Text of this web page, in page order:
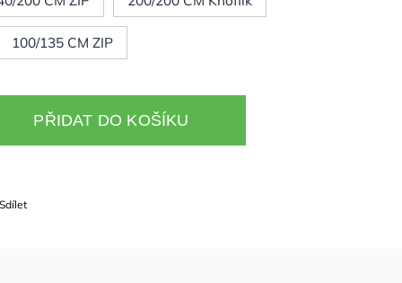
100/135 CM ZIP
PŘIDAT DO KOŠÍKU
Sdílet